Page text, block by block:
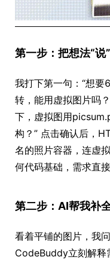
第一步：把想法“说
我打下第一句：“想
转，能用虚拟图片吗
下，虚拟图用
构？” 点击确认后，
名的照片容器，连虚
何代码基础，需求直
第二步：AI帮我补
看着平铺的图片，我
CodeBuddy立刻解释